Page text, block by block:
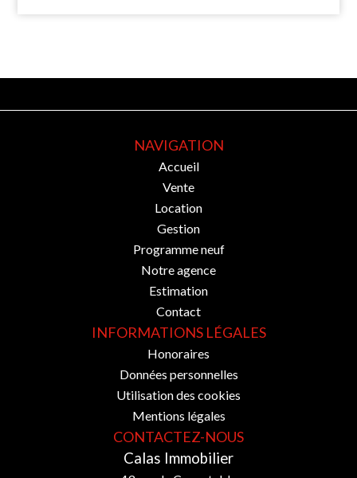
NAVIGATION
Accueil
Vente
Location
Gestion
Programme neuf
Notre agence
Estimation
Contact
INFORMATIONS LÉGALES
Honoraires
Données personnelles
Utilisation des cookies
Mentions légales
CONTACTEZ-NOUS
Calas Immobilier